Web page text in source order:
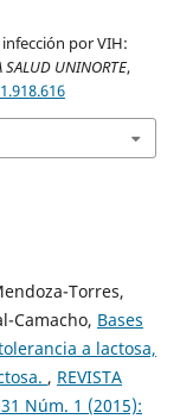
por VIH:
SALUD UNINORTE,
Torres,
Camacho, Bases
a lactosa,
, REVISTA
31 Núm. 1 (2015):